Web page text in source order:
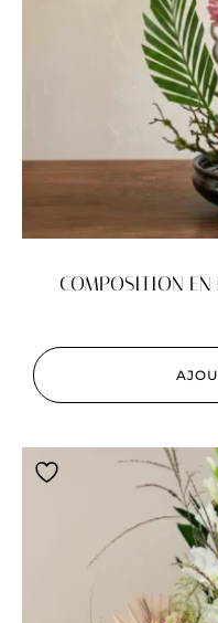
COMPOSITION